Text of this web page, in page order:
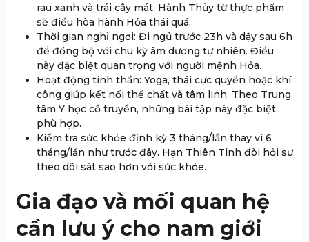
rau xanh và trái cây mát. Hành Thủy từ thực phẩm
sẽ điều hòa hành Hỏa thái quá.
Thời gian nghỉ ngơi: Đi ngủ trước 23h và dậy sau 6h
để đồng bộ với chu kỳ âm dương tự nhiên. Điều
này đặc biệt quan trọng với người mệnh Hỏa.
Hoạt động tinh thần: Yoga, thái cực quyền hoặc khí
công giúp kết nối thể chất và tâm linh. Theo Trung
tâm Y học cổ truyền, những bài tập này đặc biệt
phù hợp.
Kiểm tra sức khỏe định kỳ 3 tháng/lần thay vì 6
tháng/lần như trước đây. Hạn Thiên Tinh đòi hỏi sự
theo dõi sát sao hơn với sức khỏe.
Gia đạo và mối quan hệ
cần lưu ý cho nam giới